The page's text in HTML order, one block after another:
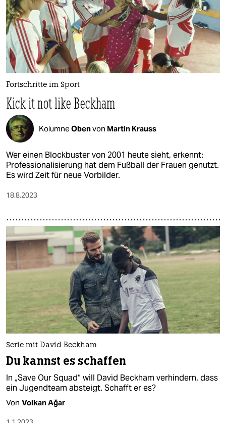
Fortschritte im Sport
Kick it not like Beckham
KolumneObenvon Martin Krauss
Wer einen Blockbuster von 2001 heute sieht, erkennt:
Professionalisierung hat dem Fußball der Frauen genutzt.
Es wird Zeit für neue Vorbilder.
18.8.2023
Serie mit David Beckham
Du kannst es schaffen
In „Save Our Squad“ will David Beckham verhindern, dass
ein Jugendteam absteigt. Schafft er es?
Von Volkan Ağar